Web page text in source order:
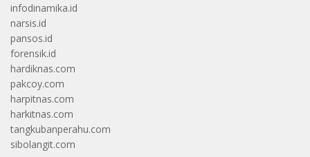
infodinamika.id
narsis.id
pansos.id
forensik.id
hardiknas.com
pakcoy.com
harpitnas.com
harkitnas.com
tangkubanperahu.com
sibolangit.com